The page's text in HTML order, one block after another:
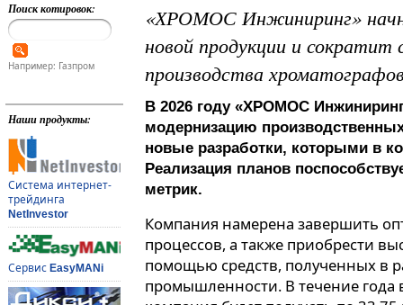
Поиск котировок:
Например: Газпром
Наши продукты:
Система интернет-
трейдинга
NetInvestor
Сервис EasyMANi
«ХРОМОС Инжиниринг»
новой продукции и сократит
производства
В 2026 году «ХРОМОС
модернизацию
новые разработки, которыми в
Реализация планов
метрик.
Компания намерена завершить
процессов, а также приобрести
помощью средств, полученных в
промышленности. В течение